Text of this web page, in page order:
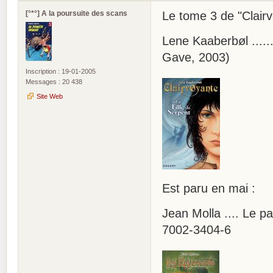
[°*°] A la poursuite des scans
Inscription : 19-01-2005
Messages : 20 438
Site Web
Le tome 3 de
Lene Kaaberbøl
Gave, 2003)
Est paru en mai :
Jean Molla .... Le
7002-3404-6